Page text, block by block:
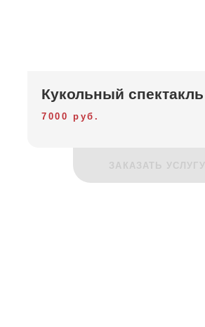
Кукольный спектакль
7000 руб.
ЗАКАЗАТЬ УСЛУГУ